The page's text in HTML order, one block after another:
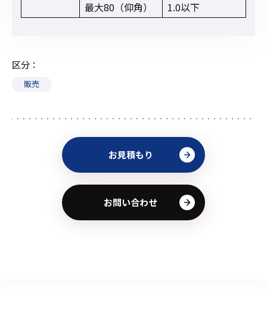
最大80（仰角） 1.0以下
区分
販売
お見積もり
お問い合わせ